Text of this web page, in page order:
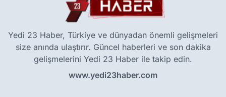
Yedi 23 Haber, Türkiye ve dünyadan önemli gelişmeleri
size anında ulaştırır. Güncel haberleri ve son dakika
gelişmelerini Yedi 23 Haber ile takip edin.
www.yedi23haber.com